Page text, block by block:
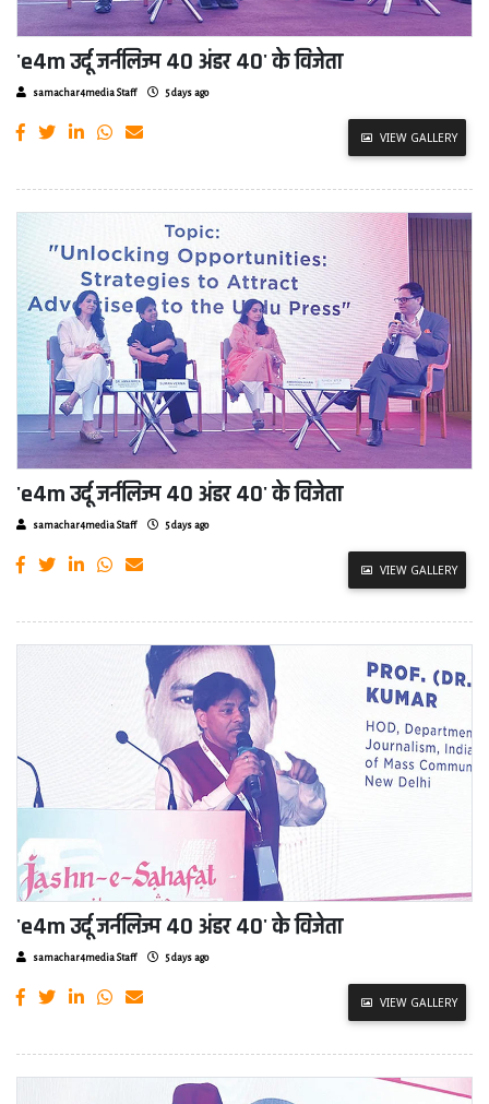
'e4m उर्दू जर्नलिज्म 40 अंडर 40' के विजेता
samachar4media Staff 5 days ago
VIEW GALLERY
'e4m उर्दू जर्नलिज्म 40 अंडर 40' के विजेता
samachar4media Staff 5 days ago
VIEW GALLERY
'e4m उर्दू जर्नलिज्म 40 अंडर 40' के विजेता
samachar4media Staff 5 days ago
VIEW GALLERY